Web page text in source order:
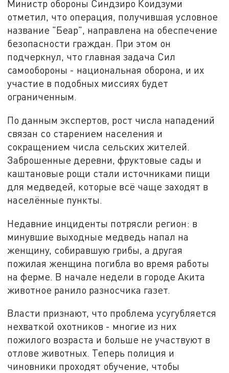
Министр обороны Синдзиро Коидзуми
отметил, что операция, получившая условное
название "Беар", направлена на обеспечение
безопасности граждан. При этом он
подчеркнул, что главная задача Сил
самообороны - национальная оборона, и их
участие в подобных миссиях будет
ограниченным.
По данным экспертов, рост числа нападений
связан со старением населения и
сокращением числа сельских жителей.
Заброшенные деревни, фруктовые сады и
каштановые рощи стали источниками пищи
для медведей, которые всё чаще заходят в
населённые пункты.
Недавние инциденты потрясли регион: в
минувшие выходные медведь напал на
женщину, собиравшую грибы, а другая
пожилая женщина погибла во время работы
на ферме. В начале недели в городе Акита
животное ранило разносчика газет.
Власти признают, что проблема усугубляется
нехваткой охотников - многие из них
пожилого возраста и больше не участвуют в
отлове животных. Теперь полиция и
чиновники проходят обучение, чтобы